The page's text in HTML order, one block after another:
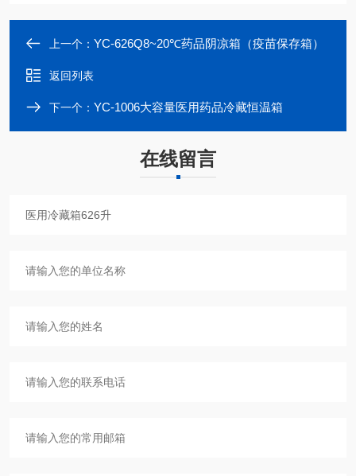
上一个： YC-626Q8~20℃药品阴凉箱（疫苗保存箱）
返回列表
下一个： YC-1006大容量医用药品冷藏恒温箱
在线留言